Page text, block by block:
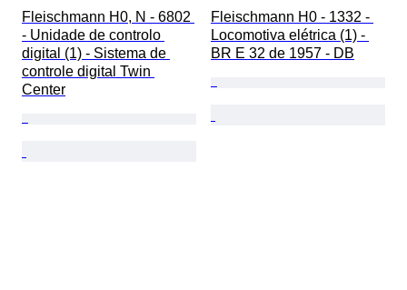
Fleischmann H0, N - 6802
- Unidade de controlo
digital (1) - Sistema de
controle digital Twin
Center
Fleischmann H0 - 1332 -
Locomotiva elétrica (1) -
BR E 32 de 1957 - DB